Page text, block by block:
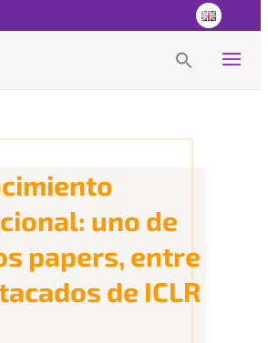
Search Button
uno de
papers, entre
de ICLR